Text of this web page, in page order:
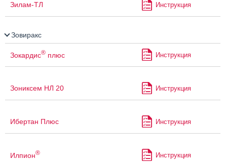
Зилам-ТЛ Инструкция
Зовиракс
Зокардис® плюс Инструкция
Зониксем НЛ 20 Инструкция
Ибертан Плюс Инструкция
Илпион® Инструкция